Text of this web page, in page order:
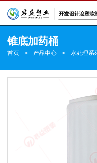
锥底加药桶
首页 > 产品中心 > 水处理系